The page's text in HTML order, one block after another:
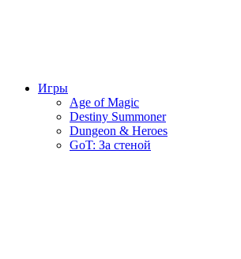
Игры
Age of Magic
Destiny Summoner
Dungeon & Heroes
GoT: За стеной